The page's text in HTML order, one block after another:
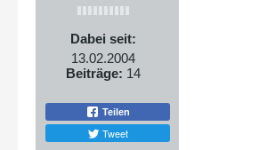
Dabei seit:
13.02.2004
Beiträge: 14
Teilen
Tweet